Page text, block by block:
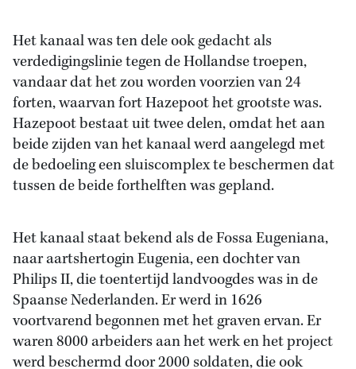
Het kanaal was ten dele ook gedacht als
verdedigingslinie tegen de Hollandse troepen,
vandaar dat het zou worden voorzien van 24
forten, waarvan fort Hazepoot het grootste was.
Hazepoot bestaat uit twee delen, omdat het aan
beide zijden van het kanaal werd aangelegd met
de bedoeling een sluiscomplex te beschermen dat
tussen de beide forthelften was gepland.
Het kanaal staat bekend als de Fossa Eugeniana,
naar aartshertogin Eugenia, een dochter van
Philips II, die toentertijd landvoogdes was in de
Spaanse Nederlanden. Er werd in 1626
voortvarend begonnen met het graven ervan. Er
waren 8000 arbeiders aan het werk en het project
werd beschermd door 2000 soldaten, die ook